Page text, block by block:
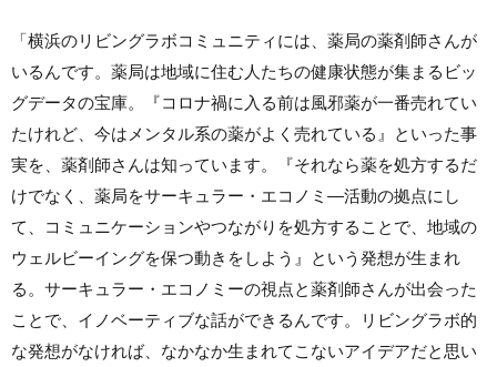
「横浜のリビングラボコミュニティには、薬局の薬剤師さんが
いるんです。薬局は地域に住む人たちの健康状態が集まるビッ
グデータの宝庫。『コロナ禍に入る前は風邪薬が一番売れてい
たけれど、今はメンタル系の薬がよく売れている』といった事
実を、薬剤師さんは知っています。『それなら薬を処方するだ
けでなく、薬局をサーキュラー・エコノミ―活動の拠点にし
て、コミュニケーションやつながりを処方することで、地域の
ウェルビーイングを保つ動きをしよう』という発想が生まれ
る。サーキュラー・エコノミーの視点と薬剤師さんが出会った
ことで、イノベーティブな話ができるんです。リビングラボ的
な発想がなければ、なかなか生まれてこないアイデアだと思い